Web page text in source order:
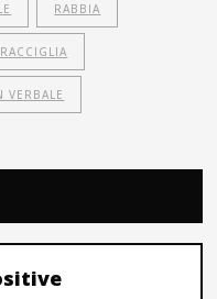
RABBIA